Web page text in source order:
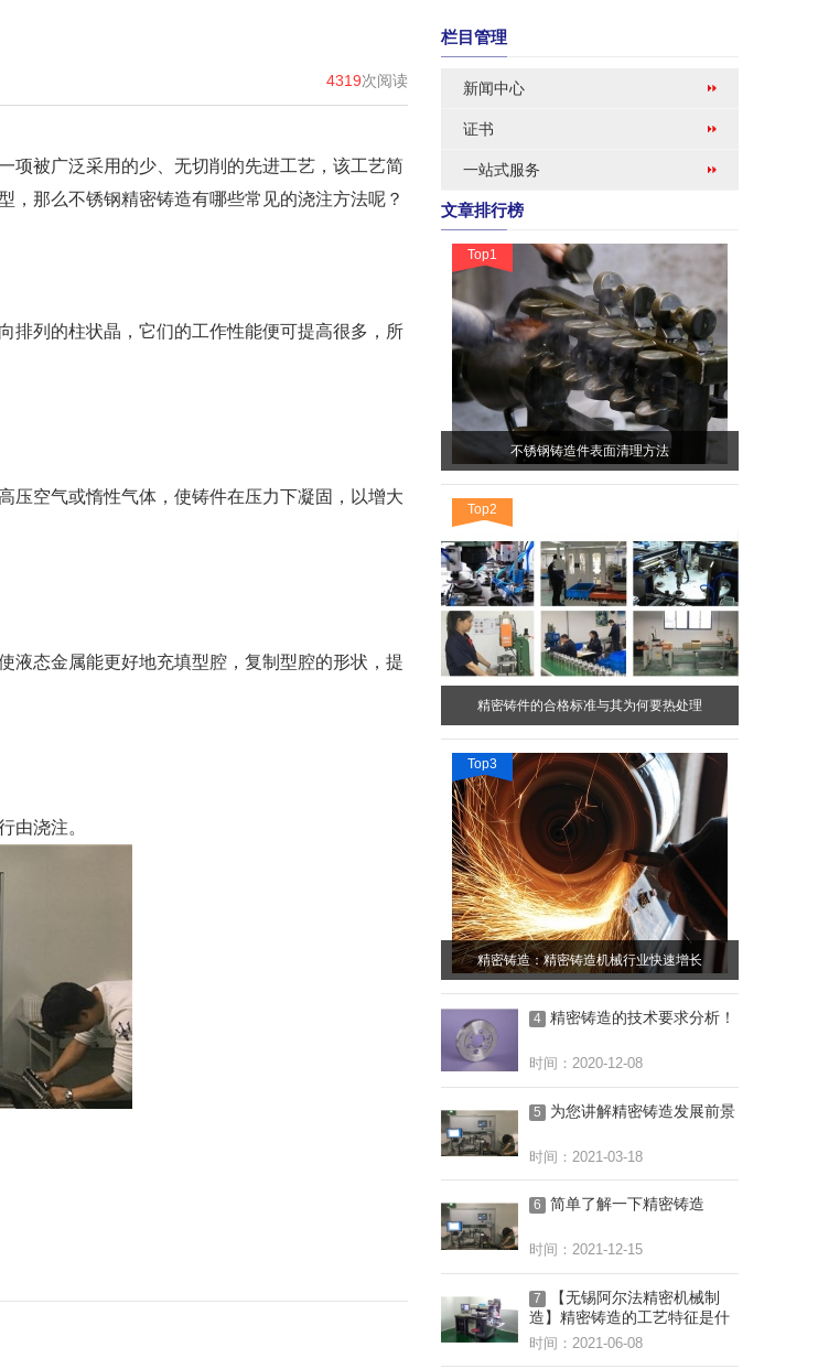
4319次阅读
项被广泛采用的少、无切削的先进工艺，该工艺简
，那么不锈钢精密铸造有哪些常见的浇注方法呢？
排列的柱状晶，它们的工作性能便可提高很多，所
压空气或惰性气体，使铸件在压力下凝固，以增大
液态金属能更好地充填型腔，复制型腔的形状，提
由浇注。
栏目管理
新闻中心
证书
一站式服务
文章排行榜
Top1
不锈钢铸造件表面清理方法
Top2
精密铸件的合格标准与其为何要热处理
Top3
精密铸造：精密铸造机械行业快速增长
4 精密铸造的技术要求分析！
时间：2020-12-08
5 为您讲解精密铸造发展前景
时间：2021-03-18
6 简单了解一下精密铸造
时间：2021-12-15
7
【无锡阿尔法精密机械制
造】精密铸造的工艺特征是什
么呢？
时间：2021-06-08